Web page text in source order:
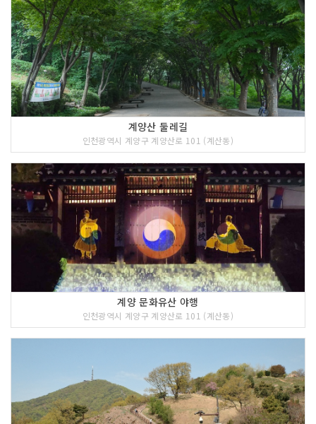
계양산 둘레길
인천광역시 계양구 계양산로 101 (계산동)
계양 문화유산 야행
인천광역시 계양구 계양산로 101 (계산동)